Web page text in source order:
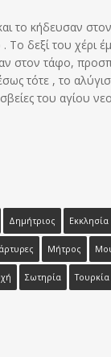
το κήδευσαν
δεξί του χέρι
στον τάφο,
τότε , το
του αγίου
Δημήτριος Εκκλησία
Μήτρος
Σωτηρία Τουρκία